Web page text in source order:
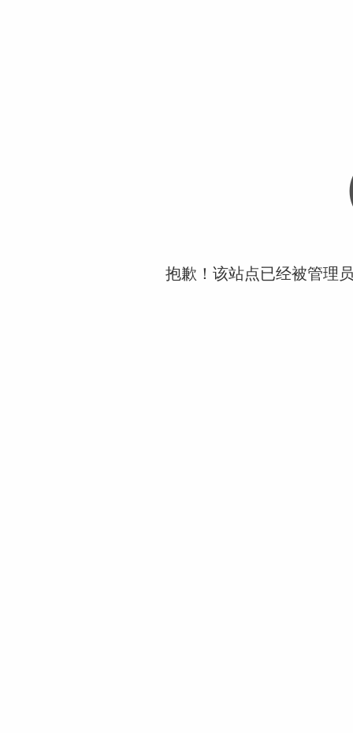
抱歉！该站点已经被管理